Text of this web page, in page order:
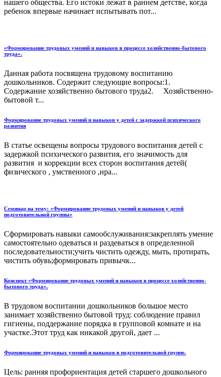
нашего общества. Его истоки лежат в раннем детстве, когда
ребенок впервые начинает испытывать пот...
«Формирование трудовых умений и навыков в процессе хозяйственно-бытового
труда».
Данная работа посвящена трудовому воспитанию
дошкольников. Содержит следующие вопросы:1.
Содержание хозяйственно бытового труда2. Хозяйственно-
бытовой т...
Формирование трудовых умений и навыков у детей с задержкой психического
развития
В статье освещены вопросы трудового воспитания детей с
задержкой психического развития, его значимость для
развития и коррекции всех сторон воспитания детей(
физического , умственного ,нра...
Семинар на тему: «Формирование трудовых умений и навыков у детей
подготовительной группы»
Сформировать навыки самообслуживания:закреплять умение
самостоятельно одеваться и раздеваться в определенной
последовательности;учить чистить одежду, мыть, протирать,
чистить обувь;формировать привычк...
Конспект «Формирование трудовых умений и навыков в процессе хозяйственно-
бытового труда».
В трудовом воспитании дошкольников большое место
занимает хозяйственно бытовой труд: соблюдение правил
гигиены, поддержание порядка в групповой комнате и на
участке.Этот труд как никакой другой, дает ...
Формирование трудовых умений и навыков в подготовительной группе.
Цель: ранняя профориентация детей старшего дошкольного